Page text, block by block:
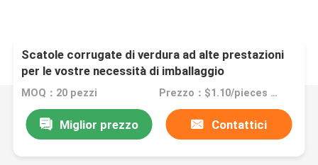
Scatole corrugate di verdura ad alte prestazioni
per le vostre necessità di imballaggio
MOQ：20 pezzi Prezzo：$1.10/pieces 20-1999 pieces
Miglior prezzo Contattici